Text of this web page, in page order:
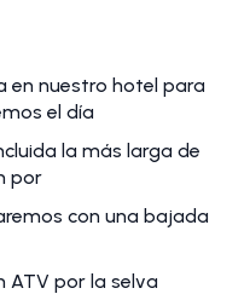
en nuestro hotel para
el día
la más larga de
por
con una bajada
ATV por la selva